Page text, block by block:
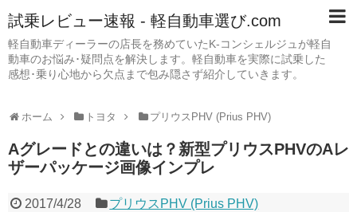
試乗レビュー速報 - 軽自動車選び.com
軽自動車ディーラーの店長を務めていたK-コンシェルジュが軽自
動車のお悩み･疑問点を解決します。軽自動車を実際に試乗した
感想･乗り心地から欠点まで包み隠さず紹介していきます。
ホーム トヨタ プリウスPHV (Prius PHV)
Aグレードとの違いは？新型プリウスPHVのAレ
ザーパッケージ画像インプレ
2017/4/28 プリウスPHV (Prius PHV)